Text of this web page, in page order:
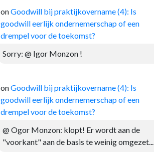
onGoodwill bij praktijkovername (4): Is
goodwill eerlijk ondernemerschap of een
drempel voor de toekomst?
Sorry: @ Igor Monzon !
onGoodwill bij praktijkovername (4): Is
goodwill eerlijk ondernemerschap of een
drempel voor de toekomst?
@ Ogor Monzon: klopt! Er wordt aan de
"voorkant" aan de basis te weinig omgezet...